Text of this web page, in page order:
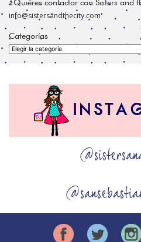
¿Quiéres contactar con Sisters and
info@sistersandthecity.com
Categorías
Categorías